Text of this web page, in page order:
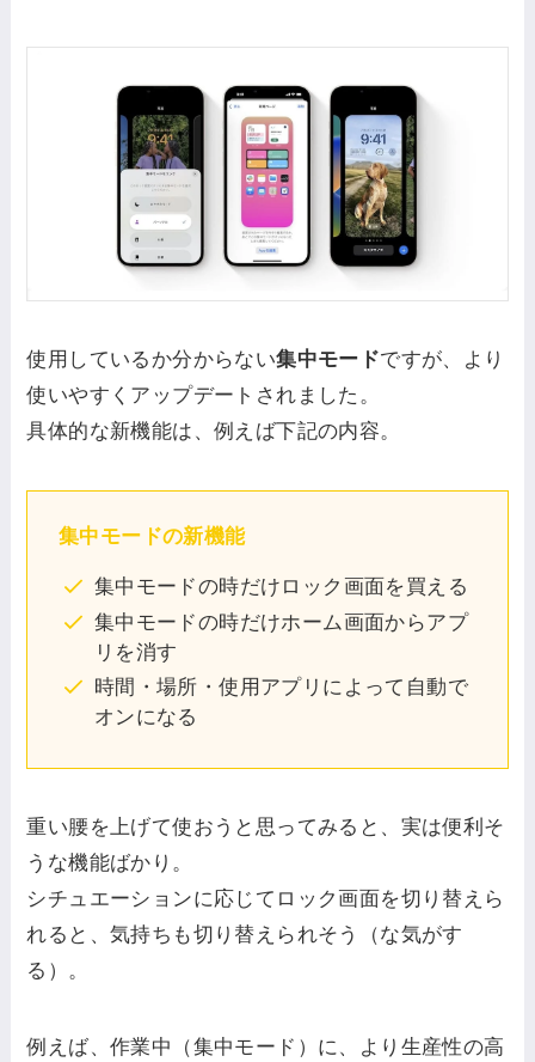
使用しているか分からない集中モードですが、より
使いやすくアップデートされました。
具体的な新機能は、例えば下記の内容。
集中モードの新機能
集中モードの時だけロック画面を買える
集中モードの時だけホーム画面からアプ
リを消す
時間・場所・使用アプリによって自動で
オンになる
重い腰を上げて使おうと思ってみると、実は便利そ
うな機能ばかり。
シチュエーションに応じてロック画面を切り替えら
れると、気持ちも切り替えられそう（な気がす
る）。
例えば、作業中（集中モード）に、より生産性の高